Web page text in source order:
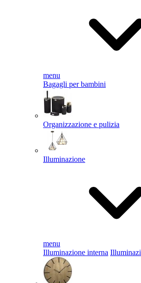
menu
Bagagli per bambini
Organizzazione e pulizia
Illuminazione
menu
Illuminazione interna